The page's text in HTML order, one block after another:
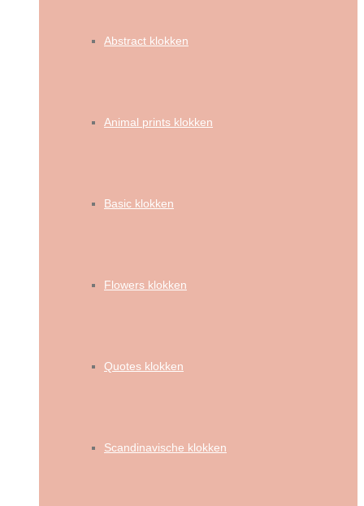
Abstract klokken
Animal prints klokken
Basic klokken
Flowers klokken
Quotes klokken
Scandinavische klokken